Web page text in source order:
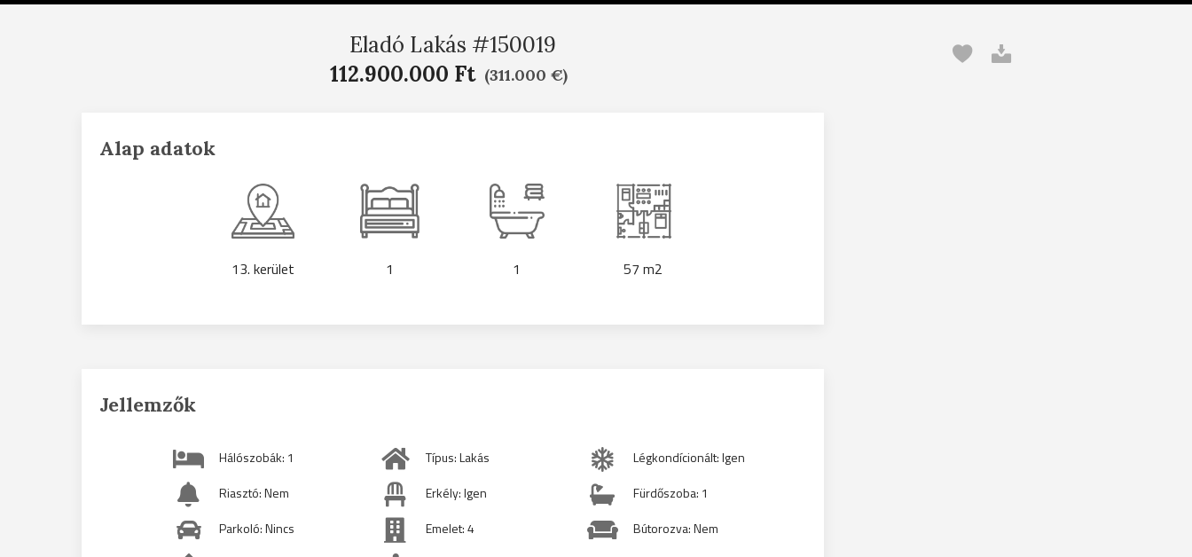
Eladó Lakás #150019
112.900.000 Ft (311.000 €)
Alap adatok
13. kerület 1 1 57 m2
Jellemzők
Hálószobák: 1 Típus: Lakás
Légkondícionált: Igen
Riasztó: Nem
Erkély: Igen
Fürdőszoba: 1
Parkoló: Nincs
Emelet: 4
Bútorozva: Nem